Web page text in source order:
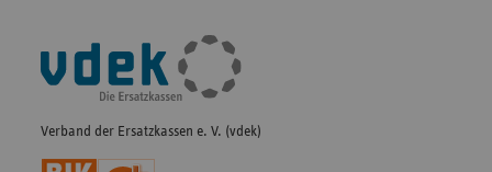
Fußleisten-
Navigation
Verband der Ersatzkassen e. V. (vdek)